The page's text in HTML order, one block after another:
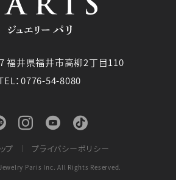
福井県福井市高柳2丁目110
：0776-54-8080
プ プライバシーポリシー
Paris Inc. All Rights Reserved.